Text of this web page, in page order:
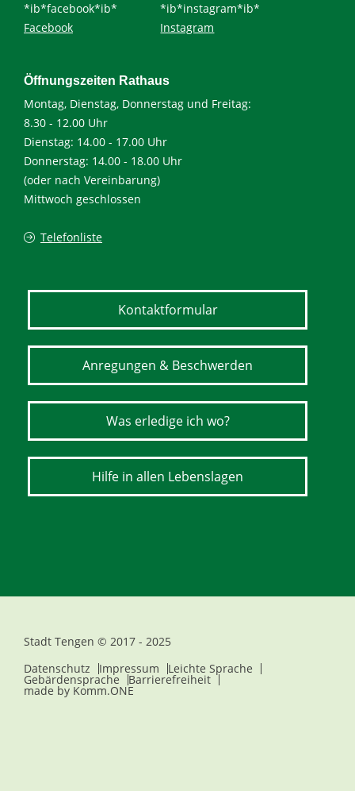
*ib*facebook*ib*
Facebook
*ib*instagram*ib*
Instagram
Öffnungszeiten Rathaus
Montag, Dienstag, Donnerstag und Freitag:
8.30 - 12.00 Uhr
Dienstag: 14.00 - 17.00 Uhr
Donnerstag: 14.00 - 18.00 Uhr
(oder nach Vereinbarung)
Mittwoch geschlossen
Telefonliste
Kontaktformular
Anregungen & Beschwerden
Was erledige ich wo?
Hilfe in allen Lebenslagen
Stadt Tengen © 2017 - 2025
Datenschutz
Impressum Leichte Sprache
Gebärdensprache Barrierefreiheit
made by Komm.ONE